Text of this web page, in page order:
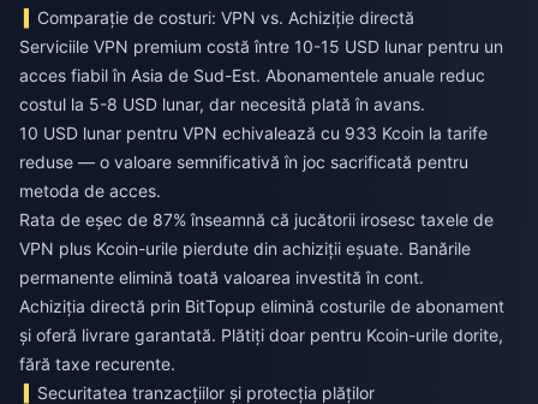
Comparație de costuri: VPN vs. Achiziție directă
Serviciile VPN premium costă între 10-15 USD lunar pentru un
acces fiabil în Asia de Sud-Est. Abonamentele anuale reduc
costul la 5-8 USD lunar, dar necesită plată în avans.
10 USD lunar pentru VPN echivalează cu 933 Kcoin la tarife
reduse — o valoare semnificativă în joc sacrificată pentru
metoda de acces.
Rata de eșec de 87% înseamnă că jucătorii irosesc taxele de
VPN plus Kcoin-urile pierdute din achiziții eșuate. Banările
permanente elimină toată valoarea investită în cont.
Achiziția directă prin BitTopup elimină costurile de abonament
și oferă livrare garantată. Plătiți doar pentru Kcoin-urile dorite,
fără taxe recurente.
Securitatea tranzacțiilor și protecția plăților